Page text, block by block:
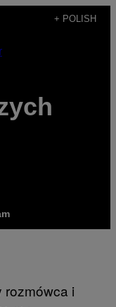
+ POLISH
rozmówca i